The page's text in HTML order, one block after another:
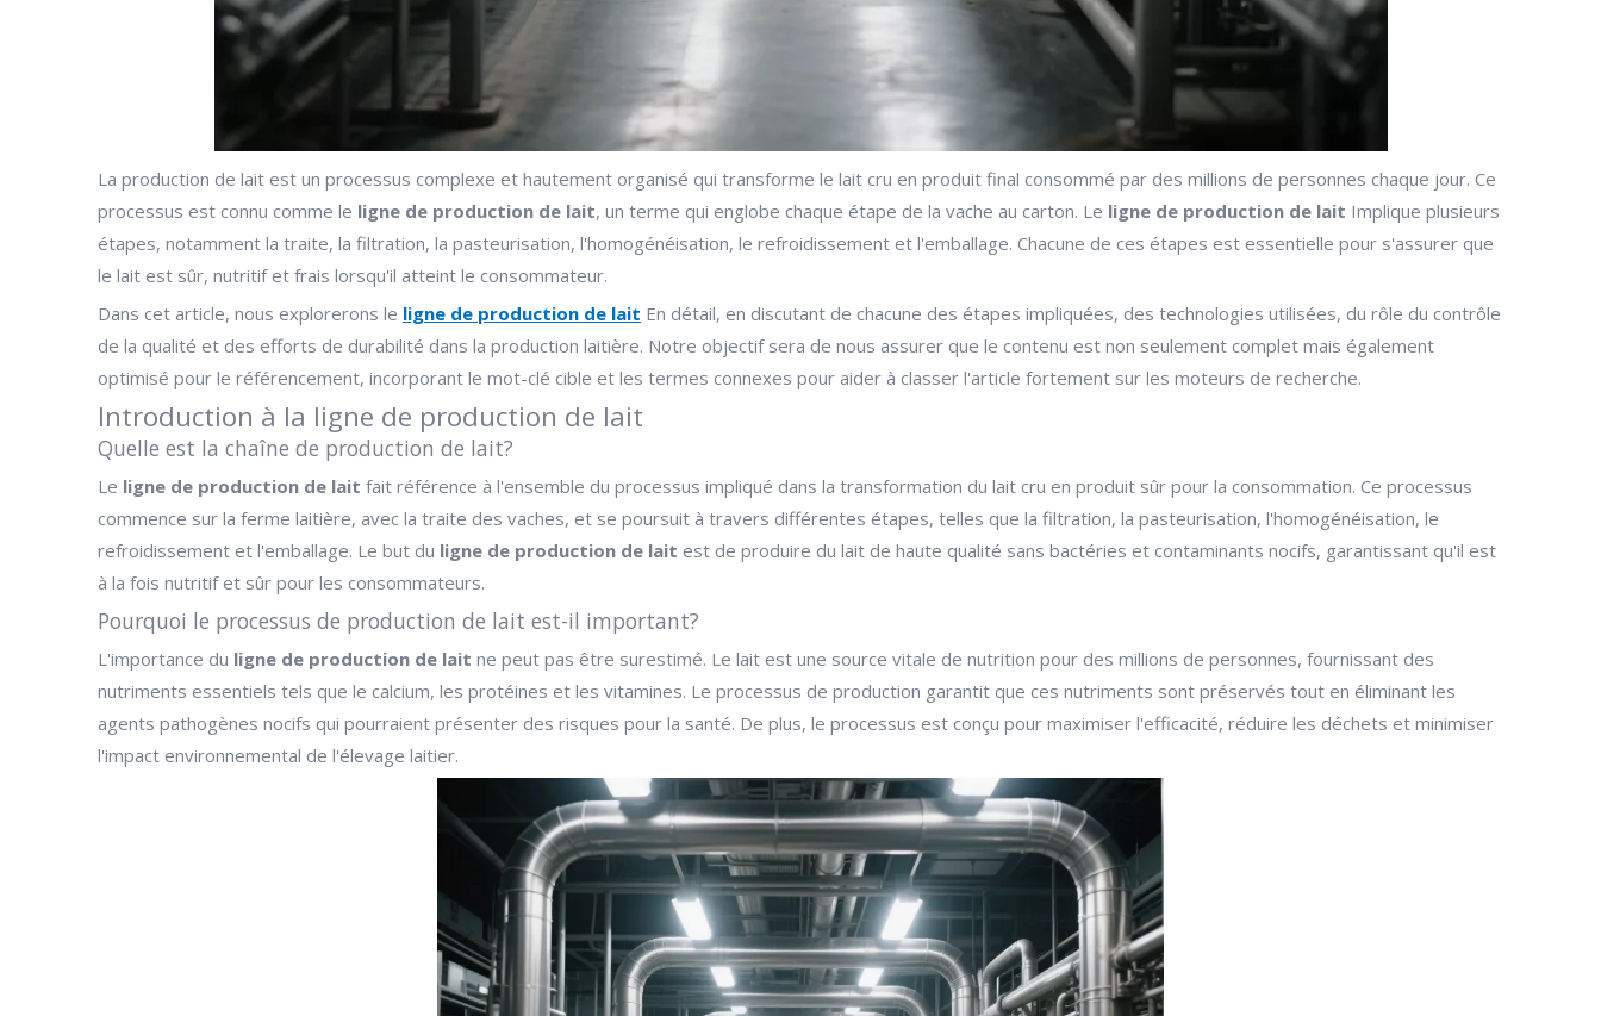
La production de lait est un processus complexe et hautement organisé qui transforme le lait cru en produit final consommé par des millions de personnes chaque jour. Ce
processus est connu comme le ligne de production de lait, un terme qui englobe chaque étape de la vache au carton. Le ligne de production de lait Implique plusieurs
étapes, notamment la traite, la filtration, la pasteurisation, l'homogénéisation, le refroidissement et l'emballage. Chacune de ces étapes est essentielle pour s'assurer que
le lait est sûr, nutritif et frais lorsqu'il atteint le consommateur.
Dans cet article, nous explorerons le ligne de production de lait En détail, en discutant de chacune des étapes impliquées, des technologies utilisées, du rôle du contrôle
de la qualité et des efforts de durabilité dans la production laitière. Notre objectif sera de nous assurer que le contenu est non seulement complet mais également
optimisé pour le référencement, incorporant le mot-clé cible et les termes connexes pour aider à classer l'article fortement sur les moteurs de recherche.
Introduction à la ligne de production de lait
Quelle est la chaîne de production de lait?
Le ligne de production de lait fait référence à l'ensemble du processus impliqué dans la transformation du lait cru en produit sûr pour la consommation. Ce processus
commence sur la ferme laitière, avec la traite des vaches, et se poursuit à travers différentes étapes, telles que la filtration, la pasteurisation, l'homogénéisation, le
refroidissement et l'emballage. Le but du ligne de production de lait est de produire du lait de haute qualité sans bactéries et contaminants nocifs, garantissant qu'il est
à la fois nutritif et sûr pour les consommateurs.
Pourquoi le processus de production de lait est-il important?
L'importance du ligne de production de lait ne peut pas être surestimé. Le lait est une source vitale de nutrition pour des millions de personnes, fournissant des
nutriments essentiels tels que le calcium, les protéines et les vitamines. Le processus de production garantit que ces nutriments sont préservés tout en éliminant les
agents pathogènes nocifs qui pourraient présenter des risques pour la santé. De plus, le processus est conçu pour maximiser l'efficacité, réduire les déchets et minimiser
l'impact environnemental de l'élevage laitier.